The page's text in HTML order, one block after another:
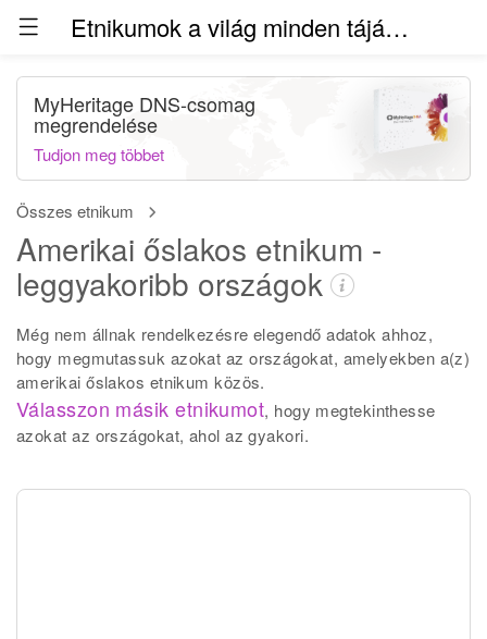
Etnikumok a világ minden táján (béta)
Összes etnikum
Amerikai őslakos etnikum -
leggyakoribb országok
Még nem állnak rendelkezésre elegendő adatok ahhoz,
hogy megmutassuk azokat az országokat, amelyekben a(z)
amerikai őslakos etnikum közös.
Válasszon másik etnikumot, hogy megtekinthesse
azokat az országokat, ahol az gyakori.
MyHeritage DNS-csomag
megrendelése
Tudjon meg többet